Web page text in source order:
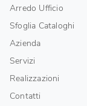
Arredo Ufficio
Sfoglia Cataloghi
Azienda
Servizi
Realizzazioni
Contatti